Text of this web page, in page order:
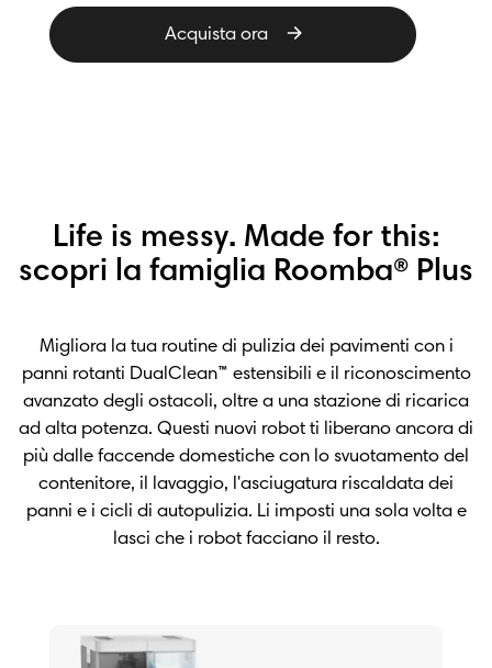
Acquista ora
Life is messy. Made for this:
scopri la famiglia Roomba® Plus
Migliora la tua routine di pulizia dei pavimenti con i
panni rotanti DualClean™ estensibili e il riconoscimento
avanzato degli ostacoli, oltre a una stazione di ricarica
ad alta potenza. Questi nuovi robot ti liberano ancora di
più dalle faccende domestiche con lo svuotamento del
contenitore, il lavaggio, l'asciugatura riscaldata dei
panni e i cicli di autopulizia. Li imposti una sola volta e
lasci che i robot facciano il resto.